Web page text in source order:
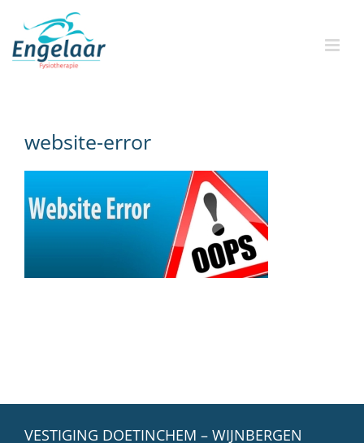
content
website-error
VESTIGING DOETINCHEM – WIJNBERGEN